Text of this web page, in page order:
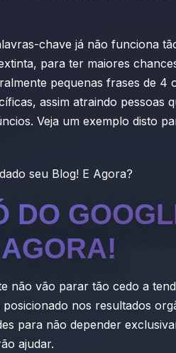
chave já não funciona
para ter maiores
pequenas frases de 4
assim atraindo pessoas
Veja um exemplo disto
DO
não vão parar tão cedo a
nos resultados
para não depender
ajudar.